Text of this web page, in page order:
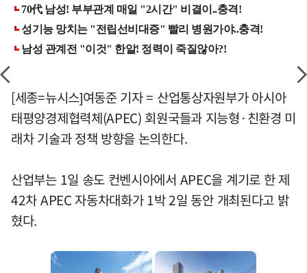
[세종=뉴시스]여동준 기자 = 산업통상자원부가 아시아
태평양경제협력체(APEC) 회원국들과 지능형·친환경 미
래차 기술과 정책 방향을 논의한다.
산업부는 1일 송도 컨벤시아에서 APEC을 계기로 한 제
42차 APEC 자동차대화가 1박 2일 동안 개최된다고 밝
혔다.